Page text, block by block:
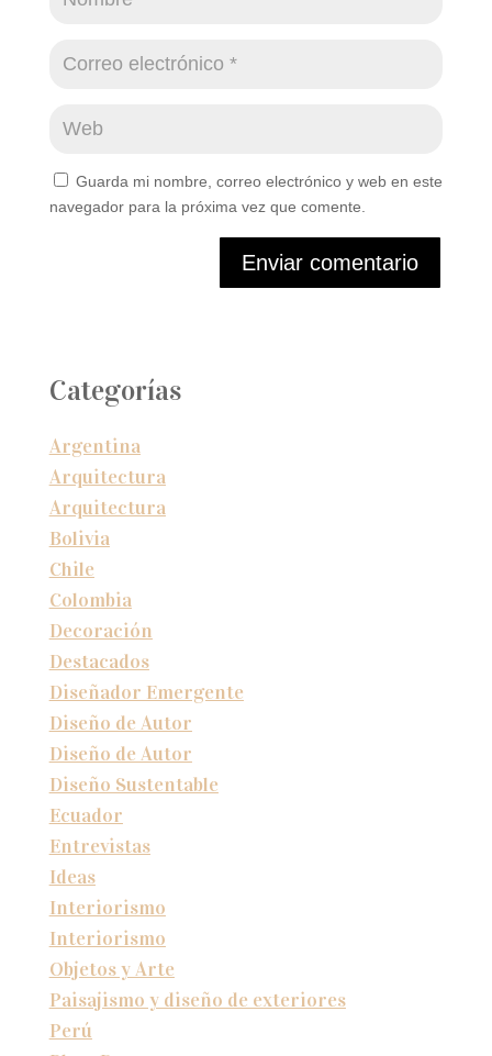
Guarda mi nombre, correo electrónico y web en este
navegador para la próxima vez que comente.
Enviar comentario
Categorías
Argentina
Arquitectura
Arquitectura
Bolivia
Chile
Colombia
Decoración
Destacados
Diseñador Emergente
Diseño de Autor
Diseño de Autor
Diseño Sustentable
Ecuador
Entrevistas
Ideas
Interiorismo
Interiorismo
Objetos y Arte
Paisajismo y diseño de exteriores
Perú